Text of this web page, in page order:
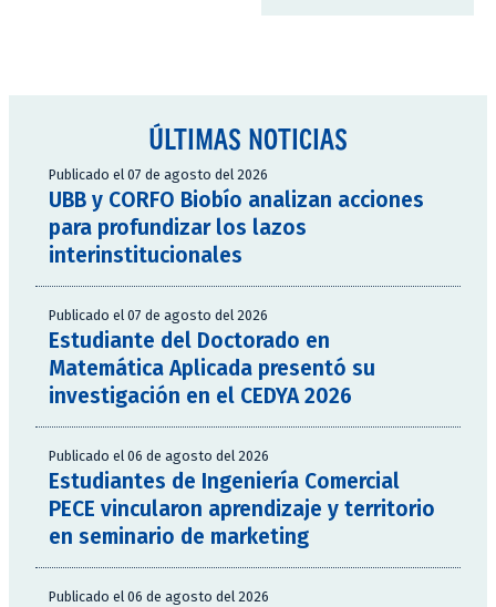
ÚLTIMAS NOTICIAS
Publicado el 07 de agosto del 2026
UBB y CORFO Biobío analizan acciones
para profundizar los lazos
interinstitucionales
Publicado el 07 de agosto del 2026
Estudiante del Doctorado en
Matemática Aplicada presentó su
investigación en el CEDYA 2026
Publicado el 06 de agosto del 2026
Estudiantes de Ingeniería Comercial
PECE vincularon aprendizaje y territorio
en seminario de marketing
Publicado el 06 de agosto del 2026